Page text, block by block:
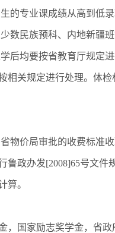
的专业课成绩从高到低
数民族预科、内地新疆
后均要按省教育厅规定
相关规定进行处理。体
物价局审批的收费标准
鲁政办发[2008]65号文
算。
，国家励志奖学金，省